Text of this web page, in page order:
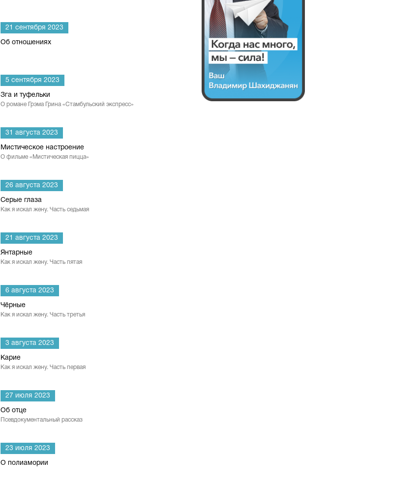
21 сентября 2023
Об отношениях
5 сентября 2023
Зга и туфельки
О романе Грэма Грина «Стамбульский экспресс»
31 августа 2023
Мистическое настроение
О фильме «Мистическая пицца»
26 августа 2023
Серые глаза
Как я искал жену. Часть седьмая
21 августа 2023
Янтарные
Как я искал жену. Часть пятая
6 августа 2023
Чёрные
Как я искал жену. Часть третья
3 августа 2023
Карие
Как я искал жену. Часть первая
27 июля 2023
Об отце
Псевдокументальный рассказ
23 июля 2023
О полиамории